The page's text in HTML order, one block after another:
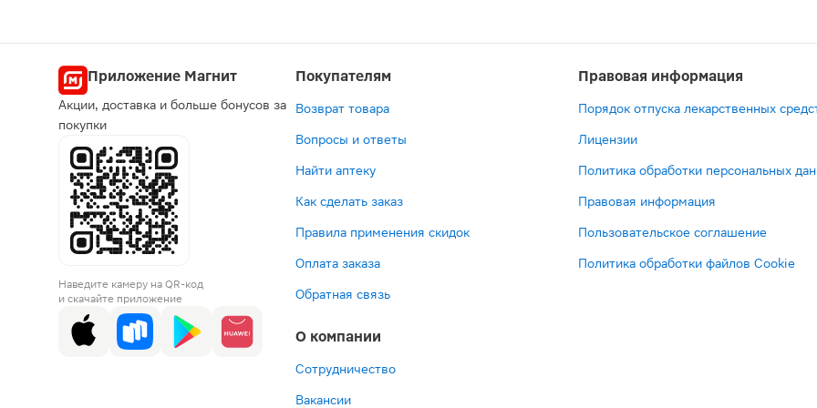
Приложение Магнит
Акции, доставка и больше бонусов за
покупки
Наведите камеру на QR-код
и скачайте приложение
Покупателям
Возврат товара
Вопросы и ответы
Найти аптеку
Как сделать заказ
Правила применения скидок
Оплата заказа
Обратная связь
О компании
Сотрудничество
Вакансии
Правовая информация
Порядок отпуска лекарственных
Лицензии
Политика обработки персональных
Правовая информация
Пользовательское соглашение
Политика обработки файлов Cookie